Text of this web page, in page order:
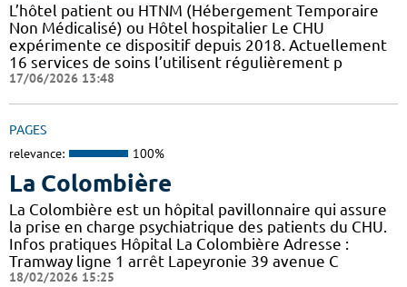
L’hôtel patient ​​ou HTNM (Hébergement Temporaire
Non Médicalisé)​​​​​​ ou Hôtel hospitalier Le CHU
expérimente ce dispositif depuis 2018. Actuellement
16 services de soins l’utilisent régulièrement p
17/06/2026 13:48
PAGES
relevance: 100%
La Colombière
La Colombière est un hôpital pavillonnaire qui assure
la prise en charge psychiatrique des patients du CHU.
Infos pratiques Hôpital La Colombière Adresse :
Tramway ligne 1 arrêt Lapeyronie 39 avenue C
18/02/2026 15:25